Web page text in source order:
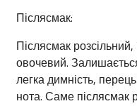
Післясмак:
Післясмак
овочевий.
легка димність,
нота. Саме післясмак